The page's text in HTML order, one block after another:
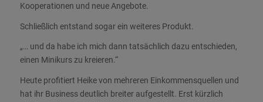
Kooperationen und neue Angebote.
Schließlich entstand sogar ein weiteres Produkt.
„… und da habe ich mich dann tatsächlich dazu entschieden,
einen Minikurs zu kreieren.“
Heute profitiert Heike von mehreren Einkommensquellen und
hat ihr Business deutlich breiter aufgestellt. Erst kürzlich